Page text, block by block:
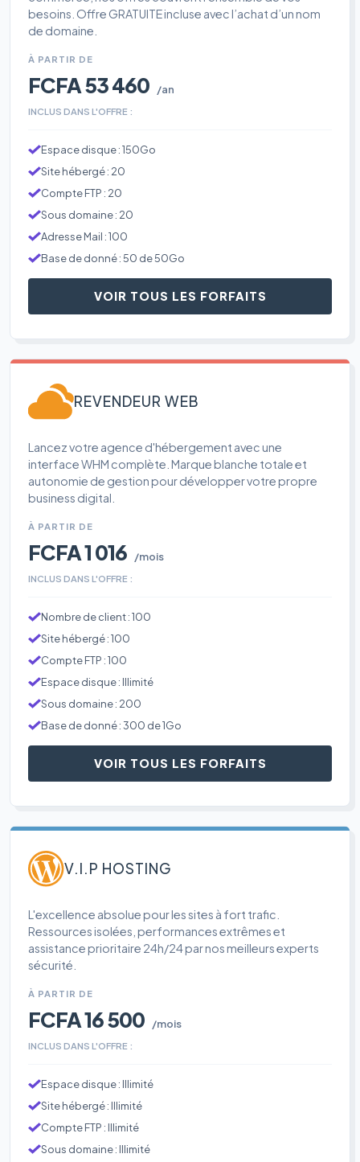
besoins. Offre GRATUITE incluse avec l’achat d’un nom
de domaine.
À PARTIR DE
FCFA 53 460 /an
INCLUS DANS L'OFFRE :
Espace disque : 150Go
Site hébergé : 20
Compte FTP : 20
Sous domaine : 20
Adresse Mail : 100
Base de donné : 50 de 50Go
VOIR TOUS LES FORFAITS
REVENDEUR WEB
Lancez votre agence d'hébergement avec une
interface WHM complète. Marque blanche totale et
autonomie de gestion pour développer votre propre
business digital.
À PARTIR DE
FCFA 1 016 /mois
INCLUS DANS L'OFFRE :
Nombre de client : 100
Site hébergé : 100
Compte FTP : 100
Espace disque : Illimité
Sous domaine : 200
Base de donné : 300 de 1Go
VOIR TOUS LES FORFAITS
V.I.P HOSTING
L'excellence absolue pour les sites à fort trafic.
Ressources isolées, performances extrêmes et
assistance prioritaire 24h/24 par nos meilleurs experts
sécurité.
À PARTIR DE
FCFA 16 500 /mois
INCLUS DANS L'OFFRE :
Espace disque : Illimité
Site hébergé : Illimité
Compte FTP : Illimité
Sous domaine : Illimité